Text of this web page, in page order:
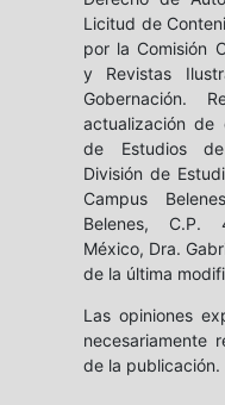
Licitud de
por la Comisión
y Revistas
Gobernación.
actualización de
de Estudios
División de
Campus
Belenes, C.P.
México, Dra.
de la última
Las opiniones
necesariamente
de la publicación.